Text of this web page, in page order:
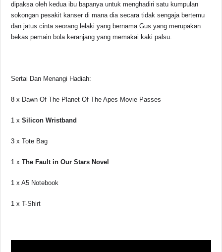
dipaksa oleh kedua ibu bapanya untuk menghadiri satu kumpulan
sokongan pesakit kanser di mana dia secara tidak sengaja bertemu
dan jatus cinta seorang lelaki yang bernama Gus yang merupakan
bekas pemain bola keranjang yang memakai kaki palsu.
Sertai Dan Menangi Hadiah:
8 x Dawn Of The Planet Of The Apes Movie Passes
1 xSilicon Wristband
3 x Tote Bag
1 xThe Fault in Our Stars Novel
1 x A5 Notebook
1 x T-Shirt